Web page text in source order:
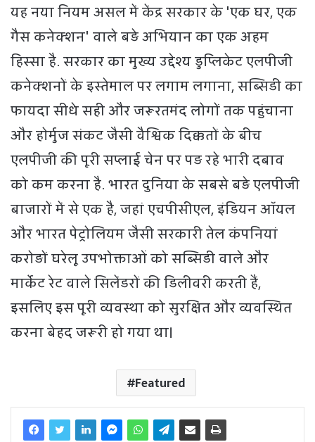
यह नया नियम असल में केंद्र सरकार के 'एक घर, एक
गैस कनेक्शन' वाले बड़े अभियान का एक अहम
हिस्सा है. सरकार का मुख्य उद्देश्य डुप्लिकेट एलपीजी
कनेक्शनों के इस्तेमाल पर लगाम लगाना, सब्सिडी का
फायदा सीधे सही और जरूरतमंद लोगों तक पहुंचाना
और होर्मुज संकट जैसी वैश्विक दिक्कतों के बीच
एलपीजी की पूरी सप्लाई चेन पर पड़ रहे भारी दबाव
को कम करना है. भारत दुनिया के सबसे बड़े एलपीजी
बाजारों में से एक है, जहां एचपीसीएल, इंडियन ऑयल
और भारत पेट्रोलियम जैसी सरकारी तेल कंपनियां
करोड़ों घरेलू उपभोक्ताओं को सब्सिडी वाले और
मार्केट रेट वाले सिलेंडरों की डिलीवरी करती हैं,
इसलिए इस पूरी व्यवस्था को सुरक्षित और व्यवस्थित
करना बेहद जरूरी हो गया था।
Featured